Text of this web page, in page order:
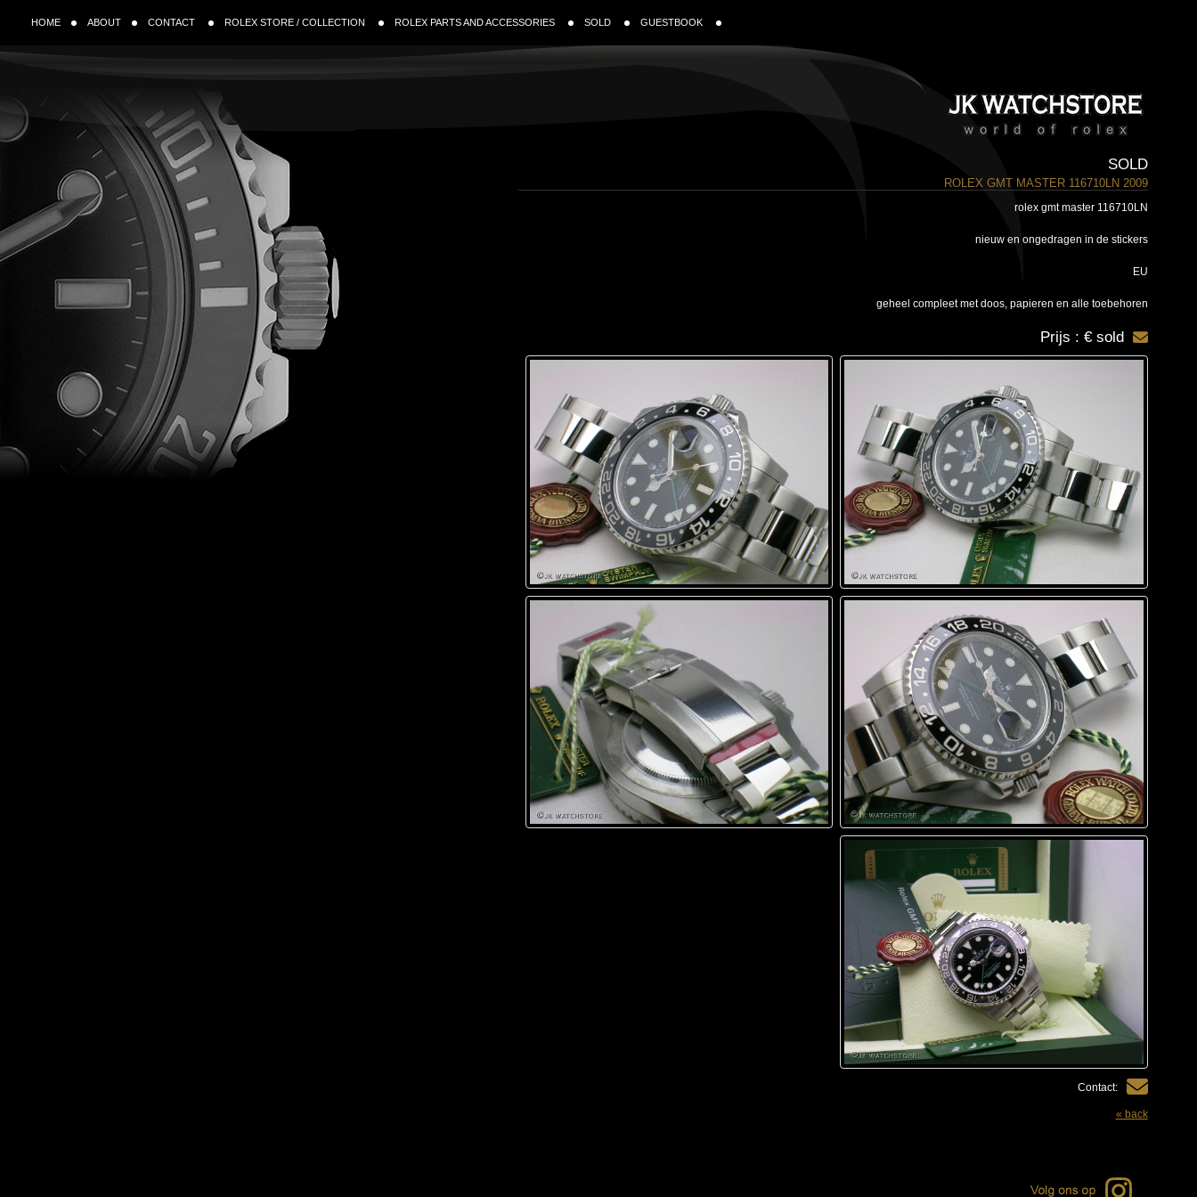
HOME ABOUT CONTACT ROLEX STORE / COLLECTION ROLEX PARTS AND ACCESSORIES SOLD GUESTBOOK
SOLD
ROLEX GMT MASTER 116710LN 2009
rolex gmt master 116710LN
nieuw en ongedragen in de stickers
EU
geheel compleet met doos, papieren en alle toebehoren
Prijs : € sold
Contact:
« back